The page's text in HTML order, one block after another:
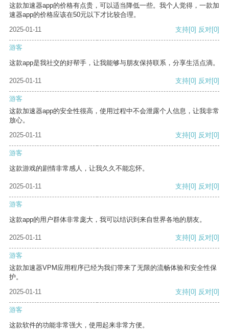
这款加速器app的价格有点贵，可以适当降低一些。我个人觉得，一款加
速器app的价格应该在50元以下才比较合理。
2025-01-11
支持[0] 反对[0]
游客
这款app是我社交的好帮手，让我能够与朋友保持联系，分享生活点滴。
2025-01-11 支持[0] 反对[0]
游客
这款加速器app的安全性很高，使用过程中不会泄露个人信息，让我非常
放心。
2025-01-11
支持[0] 反对[0]
游客
这款游戏的剧情非常感人，让我久久不能忘怀。
2025-01-11 支持[0] 反对[0]
游客
这款app的用户群体非常庞大，我可以结识到来自世界各地的朋友。
2025-01-11 支持[0] 反对[0]
游客
这款加速器VPM应用程序已经为我们带来了无限的流畅体验和安全性保
护。
2025-01-11
支持[0] 反对[0]
游客
这款软件的功能非常强大，使用起来非常方便。